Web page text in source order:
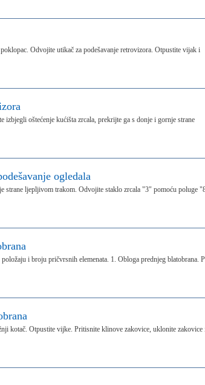
Odvojite utikač za podešavanje retrovizora. Otpustite vijak i
oštećenje kućišta zrcala, prekrijte ga s donje i gornje strane
ogledala
strane ljepljivom trakom. Odvojite staklo zrcala "3" pomoću poluge
i broju pričvrsnih elemenata. 1. Obloga prednjeg blatobrana.
kotač. Otpustite vijke. Pritisnite klinove zakovice, uklonite zakovice